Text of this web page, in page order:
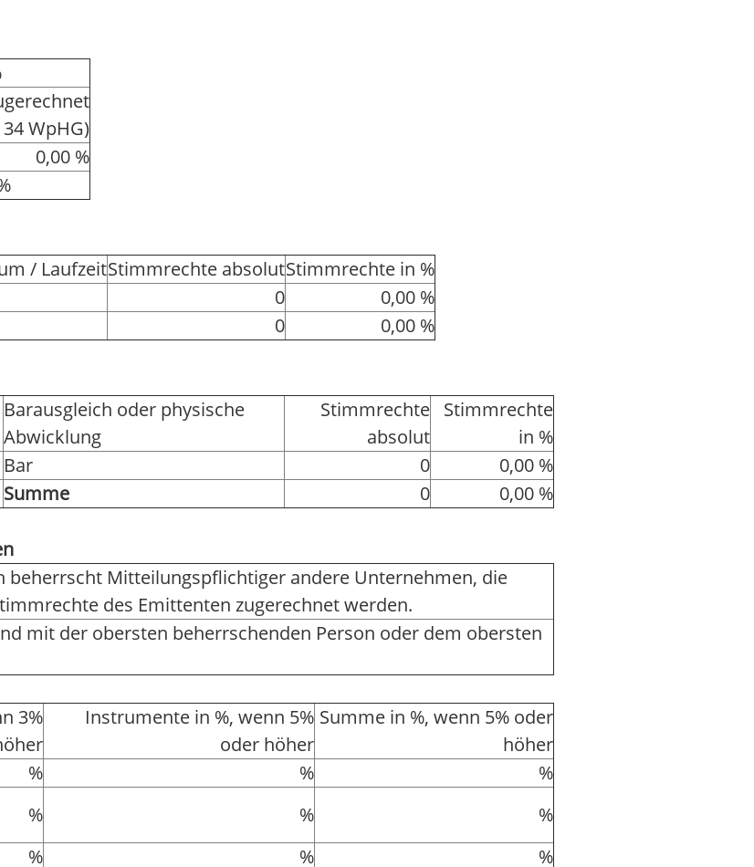
34 WpHG)
0,00 %
/ LaufzeitStimmrechte absolutStimmrechte in %
0
0,00 %
0 0,00 %
Barausgleich oder physische
Abwicklung
Stimmrechte
absolut
Stimmrechte
in %
Bar
0
0,00 %
Summe
0 0,00 %
Mitteilungspflichtiger andere Unternehmen, die
des Emittenten zugerechnet werden.
mit der obersten beherrschenden Person oder dem obersten
3%
Instrumente in %, wenn 5%
oder höher
Summe in %, wenn 5% oder
höher
% %
%
% %
%
% % %